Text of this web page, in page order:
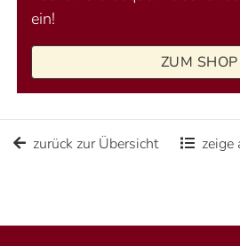
ein!
ZUM SHOP
zurück zur Übersicht zeige